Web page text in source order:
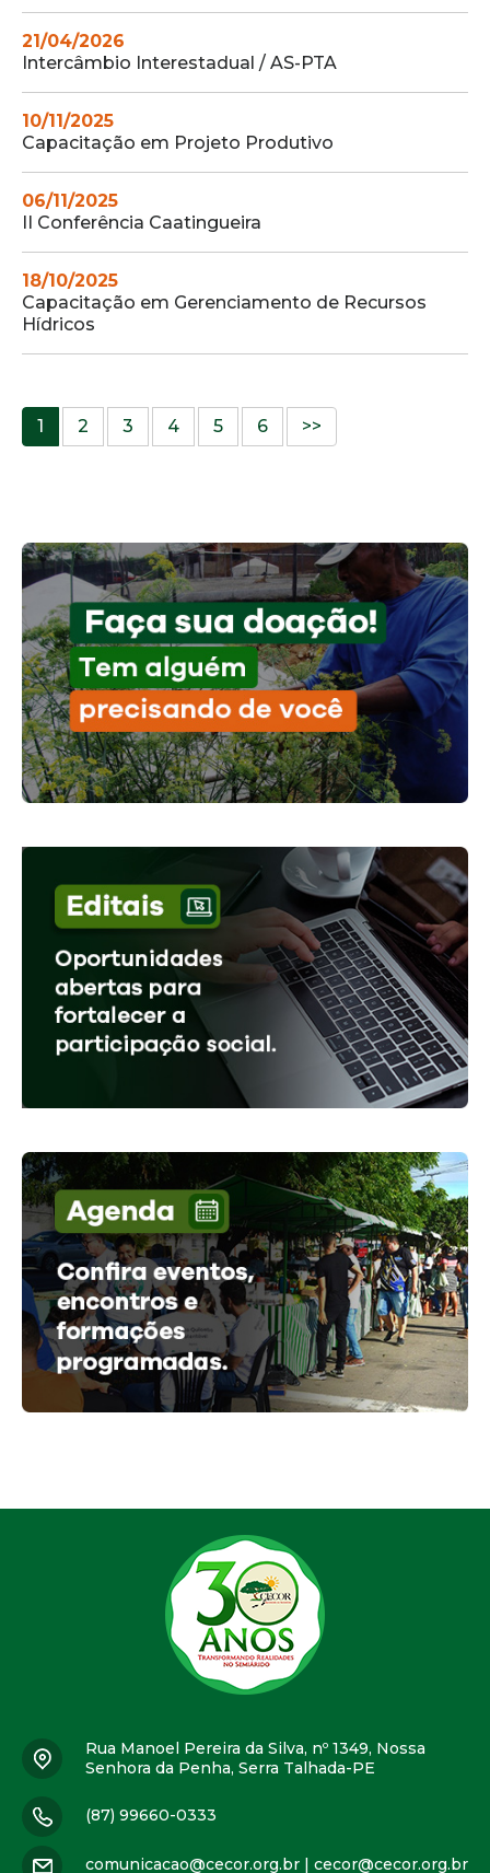
21/04/2026
Intercâmbio Interestadual / AS-PTA
10/11/2025
Capacitação em Projeto Produtivo
06/11/2025
II Conferência Caatingueira
18/10/2025
Capacitação em Gerenciamento de Recursos
Hídricos
1 2 3 4 5 6 >>
Rua Manoel Pereira da Silva, nº 1349, Nossa
Senhora da Penha, Serra Talhada-PE
(87) 99660-0333
comunicacao@cecor.org.br cecor@cecor.org.br